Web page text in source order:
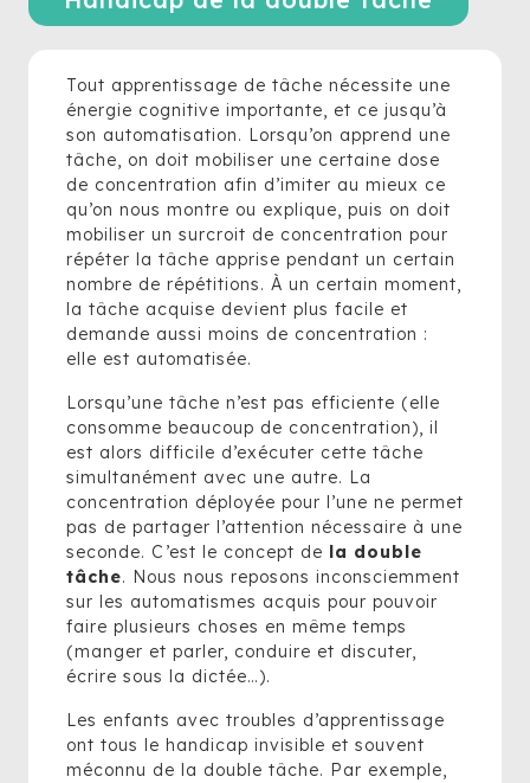
Tout apprentissage de tâche nécessite une
énergie cognitive importante, et ce jusqu’à
son automatisation. Lorsqu’on apprend une
tâche, on doit mobiliser une certaine dose
de concentration afin d’imiter au mieux ce
qu’on nous montre ou explique, puis on doit
mobiliser un surcroit de concentration pour
répéter la tâche apprise pendant un certain
nombre de répétitions. À un certain moment,
la tâche acquise devient plus facile et
demande aussi moins de concentration :
elle est automatisée.
Lorsqu’une tâche n’est pas efficiente (elle
consomme beaucoup de concentration), il
est alors difficile d’exécuter cette tâche
simultanément avec une autre. La
concentration déployée pour l’une ne permet
pas de partager l’attention nécessaire à une
seconde. C’est le concept de la double
tâche. Nous nous reposons inconsciemment
sur les automatismes acquis pour pouvoir
faire plusieurs choses en même temps
(manger et parler, conduire et discuter,
écrire sous la dictée…).
Les enfants avec troubles d’apprentissage
ont tous le handicap invisible et souvent
méconnu de la double tâche. Par exemple,